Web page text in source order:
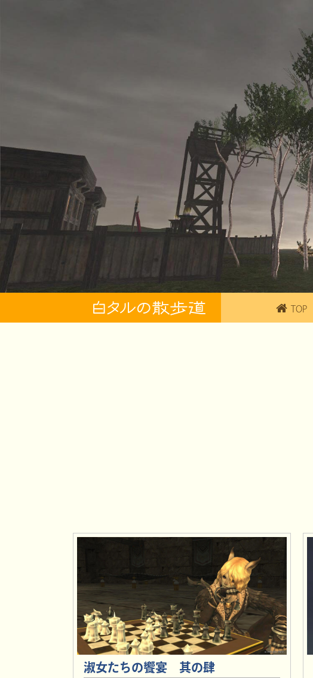
TOP
淑女たちの饗宴 其の肆